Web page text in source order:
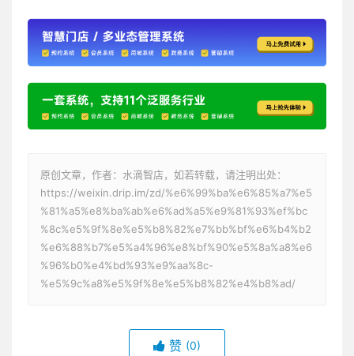
原创文章，作者：水滴智店，如若转载，请注明出处：
https://weixin.drip.im/zd/%e6%99%ba%e6%85%a7%e5
%81%a5%e8%ba%ab%e6%ad%a5%e9%81%93%ef%bc
%8c%e5%9f%8e%e5%b8%82%e7%bb%bf%e6%b4%b2
%e6%88%b7%e5%a4%96%e8%bf%90%e5%8a%a8%e6
%96%b0%e4%bd%93%e9%aa%8c-
%e5%9c%a8%e5%9f%8e%e5%b8%82%e4%b8%ad/
赞 (0)